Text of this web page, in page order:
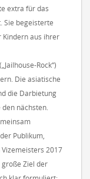
extra für das
Sie begeisterte
aus ihrer
Rock“)
Die asiatische
die Darbietung
den nächsten.
Publikum,
2017
Ziel der